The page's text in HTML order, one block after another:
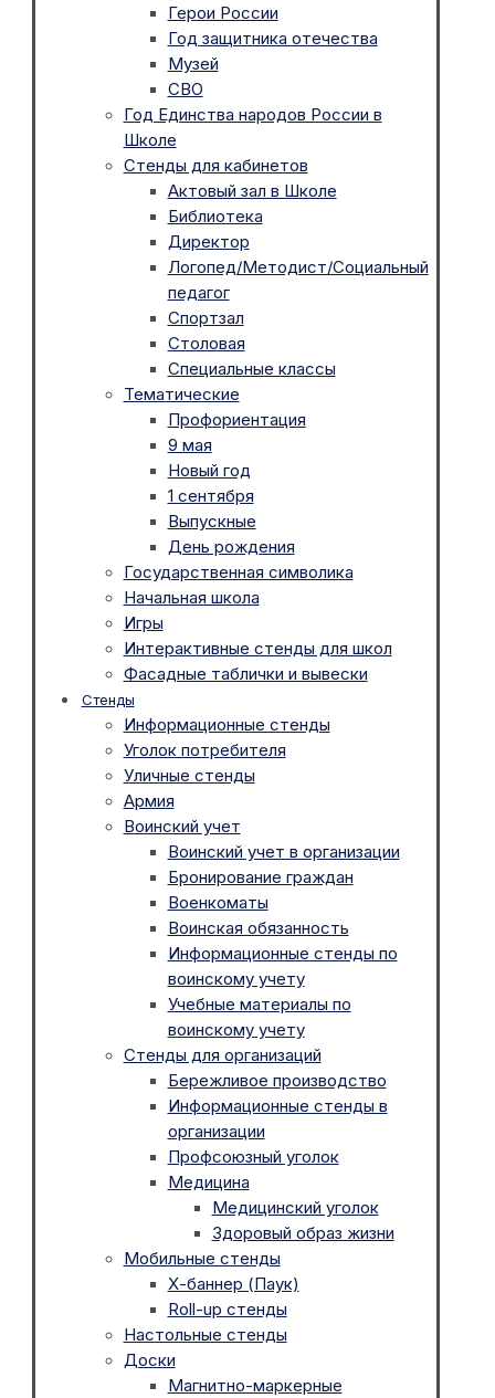
Герои России
Год защитника отечества
Музей
СВО
Год Единства народов России в
Школе
Стенды для кабинетов
Актовый зал в Школе
Библиотека
Директор
Логопед/Методист/Социальный
педагог
Спортзал
Столовая
Специальные классы
Тематические
Профориентация
9 мая
Новый год
1 сентября
Выпускные
День рождения
Государственная символика
Начальная школа
Игры
Интерактивные стенды для школ
Фасадные таблички и вывески
Стенды
Информационные стенды
Уголок потребителя
Уличные стенды
Армия
Воинский учет
Воинский учет в организации
Бронирование граждан
Военкоматы
Воинская обязанность
Информационные стенды по
воинскому учету
Учебные материалы по
воинскому учету
Стенды для организаций
Бережливое производство
Информационные стенды в
организации
Профсоюзный уголок
Медицина
Медицинский уголок
Здоровый образ жизни
Мобильные стенды
Х-баннер (Паук)
Roll-up стенды
Настольные стенды
Доски
Магнитно-маркерные